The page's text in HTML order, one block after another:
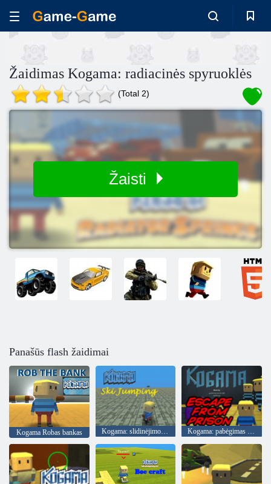
Žaidimas Kogama: radiacinės spyruoklės
(Total 2)
Žaisti
Panašūs flash žaidimai
Kogama Robas bankas Kogama: slidinėjimo šuoliai Kogama: pabėgimas iš kalėjimo